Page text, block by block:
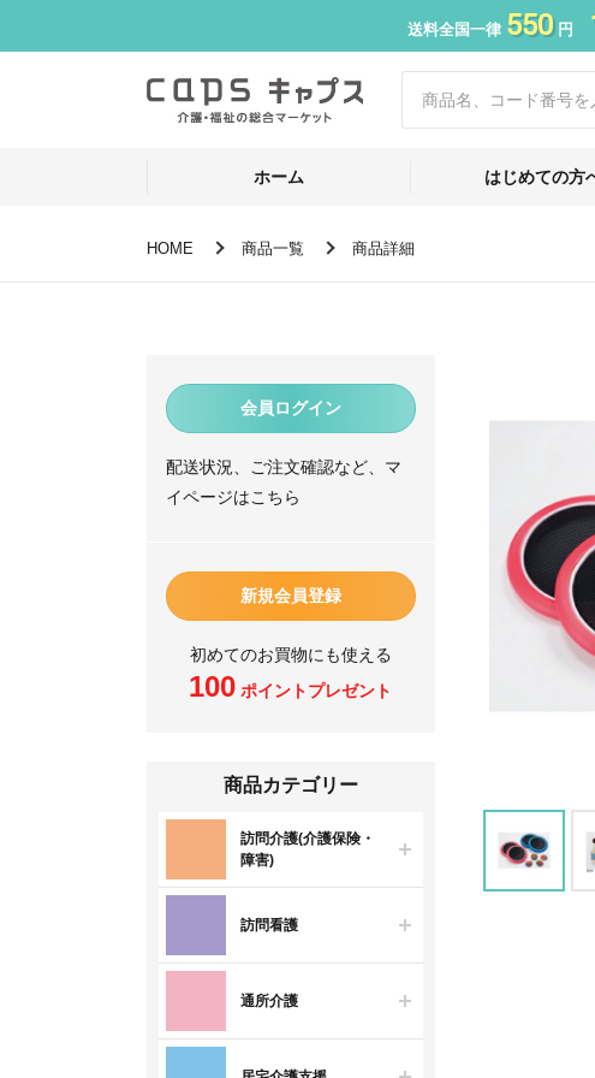
送料全国一律 550円
ホーム はじめての方
HOME 商品一覧 商品詳細
会員ログイン
配送状況、ご注文確認など、マ
イページはこちら
新規会員登録
初めてのお買物にも使える
100 ポイントプレゼント
商品カテゴリー
訪問介護(介護保険・
障害)
訪問看護
通所介護